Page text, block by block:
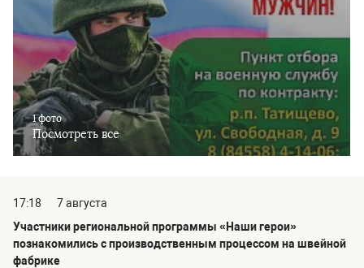
1 фото
Посмотреть все
17:18
7 августа
Участники региональной программы «Наши герои»
познакомились с производственным процессом на швейной
фабрике